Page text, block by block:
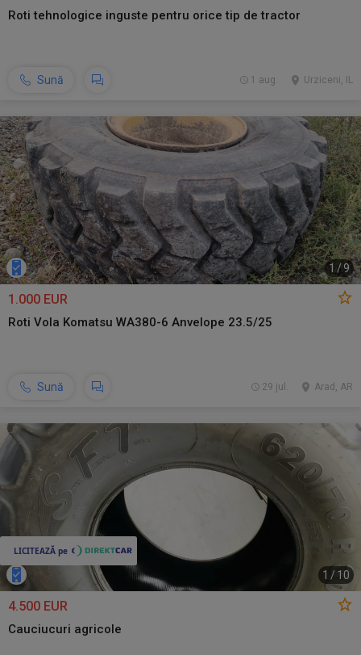
Roti tehnologice inguste pentru orice tip de tractor
Sună Urziceni, IL
1 aug.
1 /9
1.000 EUR
Roti Vola Komatsu WA380-6 Anvelope 23.5/25
Sună Arad, AR
29 jul.
1 / 10
4.500 EUR
Cauciucuri agricole